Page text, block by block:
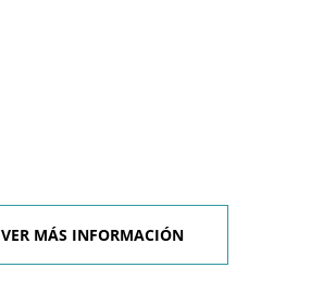
VER MÁS INFORMACIÓN